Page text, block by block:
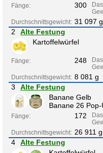
Fänge: 300
Durchschnittsgewicht: 31 097 g
2
Alte Festung
Kartoffelwürfel
Fänge: 248
Durchschnittsgewicht: 8 081 g
3
Alte Festung
Banane Gelb
Banane 26 Pop-
Fänge: 172
Durchschnittsgewicht: 26 911 g
4
Alte Festung